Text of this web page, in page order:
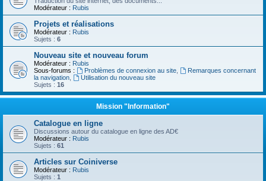
Modérateur : Rubis
Projets et réalisations
Modérateur : Rubis
Sujets : 6
Nouveau site et nouveau forum
Modérateur : Rubis
Sous-forums :
Problèmes de connexion au site,
Remarques concernant
la navigation
Utilisation du nouveau site
Sujets : 16
Mission "Information"
Catalogue en ligne
Discussions autour du catalogue en ligne des AD€
Modérateur : Rubis
Sujets : 61
Articles sur Coiniverse
Modérateur : Rubis
Sujets : 1